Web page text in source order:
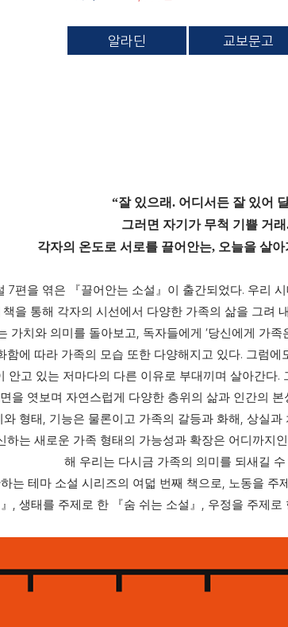
알라딘 교보문고
“잘 있으래. 어디서든 잘 있어
그러면 자기가 무척 기쁠 거래
각자의 온도로 서로를 끌어안는, 오늘을 살아
7편을 엮은 『끌어안는 소설 』 이 출간되었다. 우리
책을 통해 각자의 시선에서 다양한 가족의 삶을 그려
가치와 의미를 돌아보고
독자들에게 ‘당신에게 가족
함에 따라 가족의 모습 또한 다양해지고 있다. 그럼에
안고 있는 저마다의 다른 이유로 부대끼며 살아간다.
을 엿보며 자연스럽게 다양한 층위의 삶과 인간의
와 형태
기능은 물론이고 가족의 갈등과 화해 상실과
하는 새로운 가족 형태의 가능성과 확장은 어디까지
해 우리는 다시금 가족의 의미를 되새길
는 테마 소설 시리즈의 여덟 번째 책으로 노동을 주
』 생태를 주제로 한 『숨 쉬는 소설 』 우정을 주제로